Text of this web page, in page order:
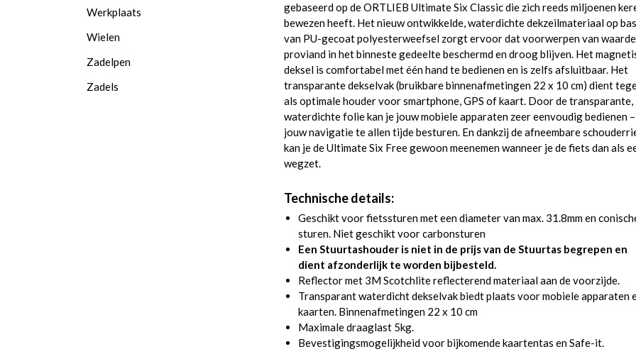
gebaseerd op de ORTLIEB Ultimate Six Classic die zich reeds miljoenen
bewezen heeft. Het nieuw ontwikkelde, waterdichte dekzeilmateriaal op
van PU-gecoat polyesterweefsel zorgt ervoor dat voorwerpen van
proviand in het binneste gedeelte beschermd en droog blijven. Het
deksel is comfortabel met één hand te bedienen en is zelfs afsluitbaar. Het
transparante dekselvak (bruikbare binnenafmetingen 22 x 10 cm) dient
als optimale houder voor smartphone, GPS of kaart. Door de transparante,
waterdichte folie kan je jouw mobiele apparaten zeer eenvoudig bedienen
jouw navigatie te allen tijde besturen. En dankzij de afneembare
kan je de Ultimate Six Free gewoon meenemen wanneer je de fiets dan als
wegzet.
Technische details:
Geschikt voor fietssturen met een diameter van max. 31.8mm en
sturen. Niet geschikt voor carbonsturen
Een Stuurtashouder is niet in de prijs van de Stuurtas begrepen en
dient afzonderlijk te worden bijbesteld.
Reflector met 3M Scotchlite reflecterend materiaal aan de voorzijde.
Transparant waterdicht dekselvak biedt plaats voor mobiele apparaten
kaarten. Binnenafmetingen 22 x 10 cm
Maximale draaglast 5kg.
Bevestigingsmogelijkheid voor bijkomende kaartentas en Safe-it.
Werkplaats
Wielen
Zadelpen
Zadels